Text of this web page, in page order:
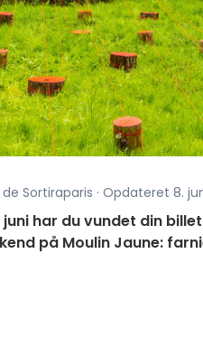
Sortiraparis · Opdateret 8.
har du vundet din
på Moulin Jaune: